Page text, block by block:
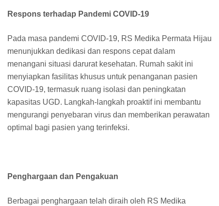
Respons terhadap Pandemi COVID-19
Pada masa pandemi COVID-19, RS Medika Permata Hijau
menunjukkan dedikasi dan respons cepat dalam
menangani situasi darurat kesehatan. Rumah sakit ini
menyiapkan fasilitas khusus untuk penanganan pasien
COVID-19, termasuk ruang isolasi dan peningkatan
kapasitas UGD. Langkah-langkah proaktif ini membantu
mengurangi penyebaran virus dan memberikan perawatan
optimal bagi pasien yang terinfeksi.
Penghargaan dan Pengakuan
Berbagai penghargaan telah diraih oleh RS Medika